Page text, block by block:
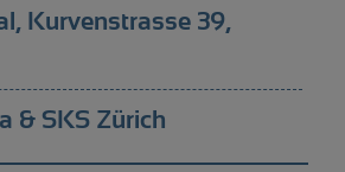
Kurvenstrasse 39,
& SKS Zürich